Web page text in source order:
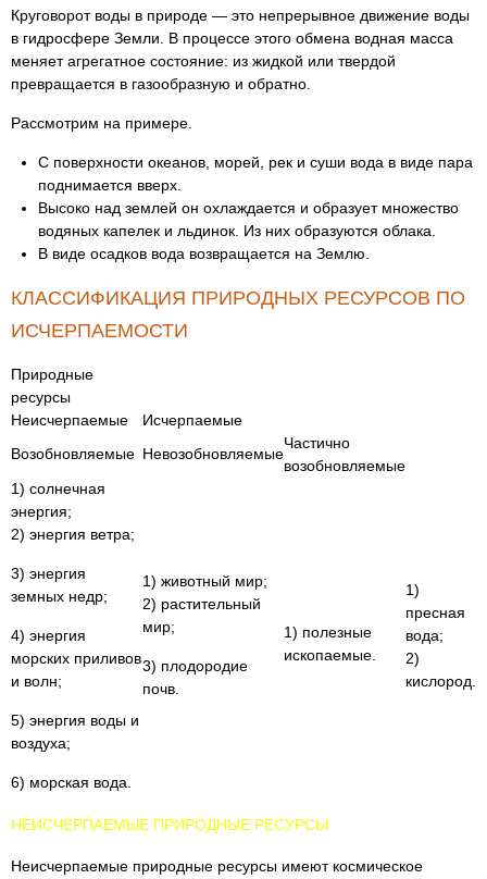
Круговорот воды в природе — это непрерывное движение воды
в гидросфере Земли. В процессе этого обмена водная масса
меняет агрегатное состояние: из жидкой или твердой
превращается в газообразную и обратно.
Рассмотрим на примере.
С поверхности океанов, морей, рек и суши вода в виде пара
поднимается вверх.
Высоко над землей он охлаждается и образует множество
водяных капелек и льдинок. Из них образуются облака.
В виде осадков вода возвращается на Землю.
КЛАССИФИКАЦИЯ ПРИРОДНЫХ РЕСУРСОВ ПО
ИСЧЕРПАЕМОСТИ
Природные
ресурсы
Неисчерпаемые
Исчерпаемые
Возобновляемые Невозобновляемые
Частично
возобновляемые
1) солнечная
энергия;
2) энергия ветра;
3) энергия
земных недр;
4) энергия
морских приливов
и волн;
5) энергия воды и
воздуха;
6) морская вода.
1) животный мир;
2) растительный
мир;
3) плодородие
почв.
1) полезные
ископаемые.
1)
пресная
вода;
2)
кислород.
НЕИСЧЕРПАЕМЫЕ ПРИРОДНЫЕ РЕСУРСЫ
Неисчерпаемые природные ресурсы имеют космическое